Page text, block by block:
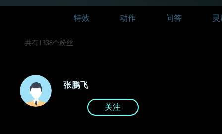
特效 动作 问答 灵
共有1338个粉丝
张鹏飞
关注